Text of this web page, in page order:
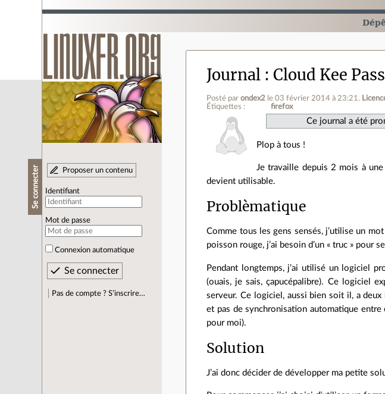
Se connecter Proposer un contenu
Identifiant
Mot de passe
Connexion automatique
Pas de compte ? S’inscrire…
Journal Cloud Kee
Posté parondex2 le 03 février 2014 à 23:21 .
Étiquettes :
firefox
Ce journal a été
Plop à tous !
Je travaille depuis 2 mois à
devient utilisable.
Problèmatique
Comme tous les gens sensés, j’utilise un
poisson rouge, j’ai besoin d’un « truc » pour
Pendant longtemps, j’ai utilisé un logiciel
(ouais, je sais, çapucépalibre). Ce logiciel
serveur. Ce logiciel, aussi bien soit il, a
et pas de synchronisation automatique
pour moi).
Solution
J’ai donc décider de développer ma petite